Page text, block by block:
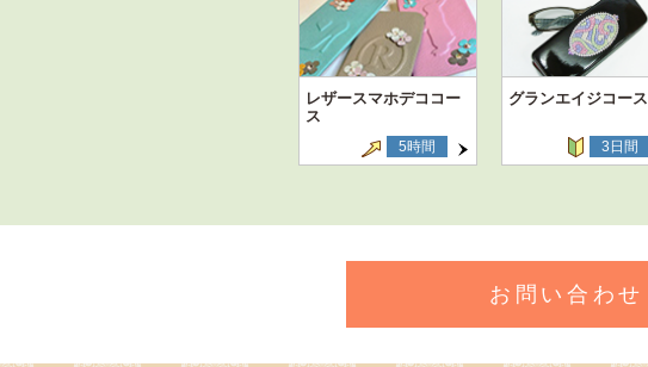
レザースマホデココー
ス
5時間
グランエイジコース
3日間
お問い合わせ